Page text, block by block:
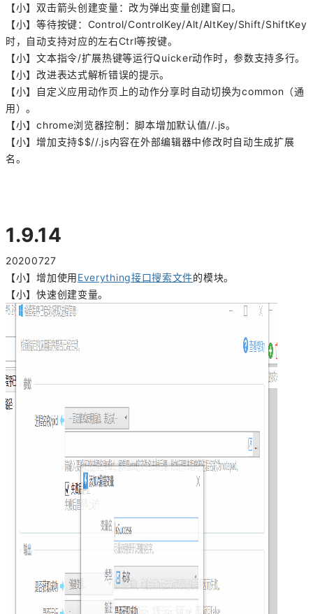
【小】双击箭头创建变量：改为弹出变量创建窗口。
【小】等待按键：Control/ControlKey/Alt/AltKey/Shift/ShiftKey
时，自动支持对应的左右Ctrl等按键。
【小】文本指令/扩展热键等运行Quicker动作时，参数支持多行。
【小】改进表达式解析错误的提示。
【小】自定义应用动作页上的动作分享时自动切换为common（通
用）。
【小】chrome浏览器控制：脚本增加默认值//.js。
【小】增加支持$$//.js内容在外部编辑器中修改时自动生成扩展
名。
1.9.14
20200727
【小】增加使用Everything接口搜索文件的模块。
【小】快速创建变量。